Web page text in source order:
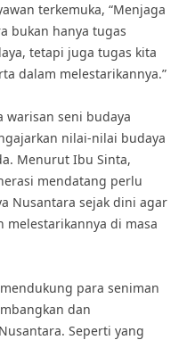
terkemuka, “Menjaga
bukan hanya tugas
tetapi juga tugas kita
dalam melestarikannya.”
warisan seni budaya
nilai-nilai budaya
Menurut Ibu Sinta,
mendatang perlu
Nusantara sejak dini agar
melestarikannya di masa
para seniman
dan
Seperti yang